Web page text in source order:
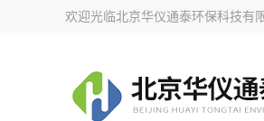
欢迎光临北京华仪通泰环保科技有